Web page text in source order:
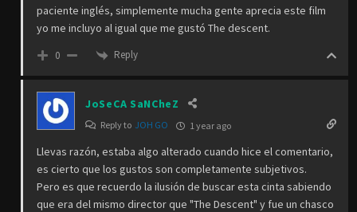
paciente inglés, simplemente mucha gente aprecia este film
yo me incluyo al igual que me gustó The descent.
0 Reply
JoSeCA SaNCheZ
Reply to JOH GO 1 year ago
Llevas razón, estaba algo alterado cuando hice el comentario,
es cierto que los gustos son completamente subjetivos.
Pero es que recuerdo la ilusión de buscar esta cinta sabiendo
que era del mismo director que "The Descent" y fue un chasco